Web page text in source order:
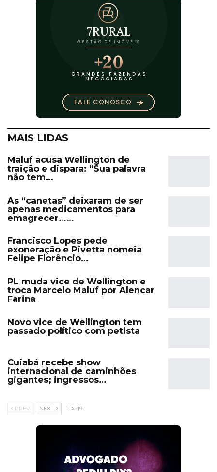
MAIS LIDAS
Maluf acusa Wellington de
traição e dispara: “Sua palavra
não tem…
As “canetas” deixaram de ser
apenas medicamentos para
emagrecer……
Francisco Lopes pede
exoneração e Pivetta nomeia
Felipe Florêncio…
PL muda vice de Wellington e
troca Marcelo Maluf por Alencar
Farina
Novo vice de Wellington tem
passado político com petista
Cuiabá recebe show
internacional de caminhões
gigantes; ingressos…
PREV NEXT 1 De 19